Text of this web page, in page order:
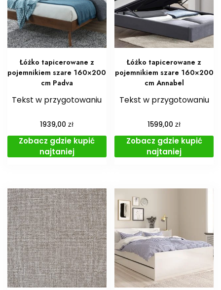
Łóżko tapicerowane z
pojemnikiem szare 160×200
cm Padva
Tekst w przygotowaniu
1939,00zł
Zobacz gdzie kupić
najtaniej
Łóżko tapicerowane z
pojemnikiem szare 160×200
cm Annabel
Tekst w przygotowaniu
1599,00zł
Zobacz gdzie kupić
najtaniej